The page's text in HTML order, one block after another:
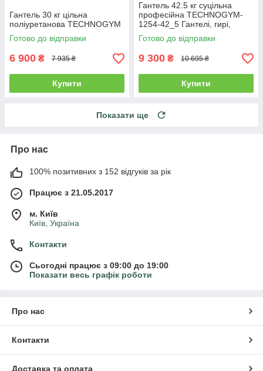
Гантель 30 кг цільна
поліуретанова TECHNOGYM
Готово до відправки
6 900 ₴ 7 935 ₴
Купити
Гантель 42.5 кг суцільна
професійна TECHNOGYM-
1254-42_5 Гантелі, гирі,
штанги та диски
Готово до відправки
9 300 ₴ 10 695 ₴
Купити
Показати ще
Про нас
100% позитивних з 152 відгуків за рік
Працює з 21.05.2017
м. Київ
Київ, Україна
Контакти
Сьогодні працює з 09:00 до 19:00
Показати весь графік роботи
Про нас
Контакти
Доставка та оплата